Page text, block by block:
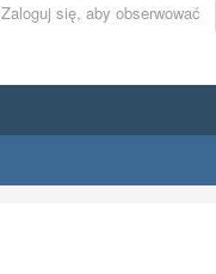
Zaloguj się, aby obserwować